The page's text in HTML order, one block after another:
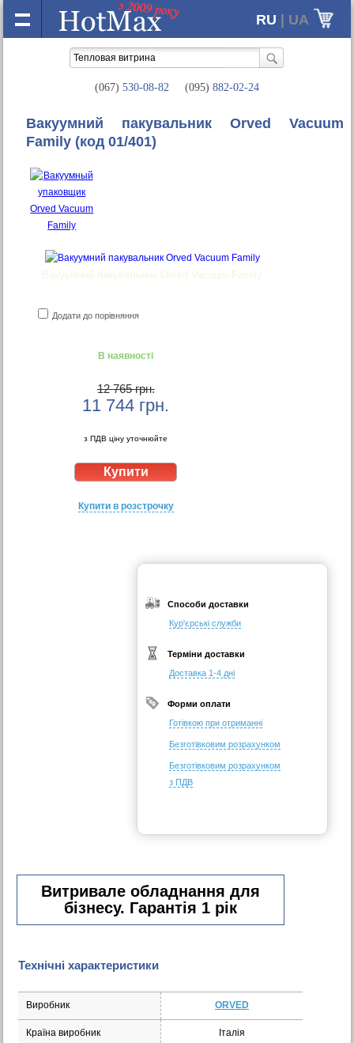
RU | UA
(067) 530-08-82 (095) 882-02-24
Вакуумний пакувальник Orved Vacuum
Family (код 01/401)
Вакуумний пакувальник Orved Vacuum Family
Додати до порівняння
В наявності
12 765 грн.
11 744 грн.
з ПДВ ціну уточнюйте
Купити в розстрочку
Способи доставки
Кур'єрські служби
Терміни доставки
Доставка 1-4 дні
Форми оплати
Готівкою при отриманні
Безготівковим розрахунком
Безготівковим розрахунком
з ПДВ
Витривале обладнання для
бізнесу. Гарантія 1 рік
Технічні характеристики
Виробник ORVED
Країна виробник Італія